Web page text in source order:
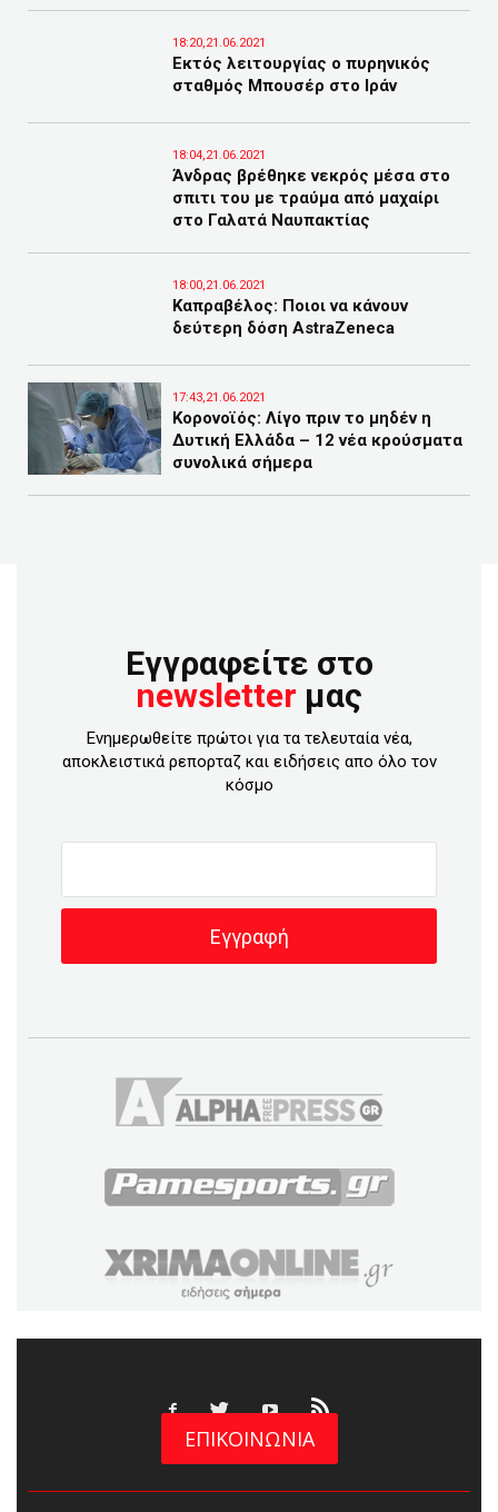
18:20,21.06.2021
Εκτός λειτουργίας ο πυρηνικός
σταθμός Μπουσέρ στο Ιράν
18:04,21.06.2021
Άνδρας βρέθηκε νεκρός μέσα στο
σπιτι του με τραύμα από μαχαίρι
στο Γαλατά Ναυπακτίας
18:00,21.06.2021
Καπραβέλος: Ποιοι να κάνουν
δεύτερη δόση AstraZeneca
17:43,21.06.2021
Κορονοϊός: Λίγο πριν το μηδέν η
Δυτική Ελλάδα – 12 νέα κρούσματα
συνολικά σήμερα
Εγγραφείτε στο
newsletter μας
Ενημερωθείτε πρώτοι για τα τελευταία νέα,
αποκλειστικά ρεπορταζ και ειδήσεις απο όλο τον
κόσμο
ΕΠΙΚΟΙΝΩΝΙΑ